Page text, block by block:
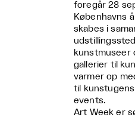
foregår 28
Københavns
skabes i
kunstmuseer
gallerier til
varmer op
til
events.
Art Week er